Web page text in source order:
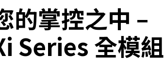
掌控之中 –
Series 全模組